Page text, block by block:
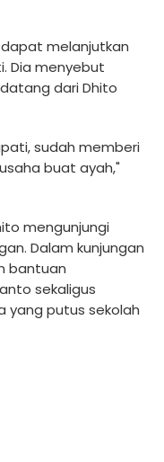
melanjutkan
Dia menyebut
dari Dhito
sudah memberi
buat ayah,"
mengunjungi
Dalam kunjungan
bantuan
sekaligus
yang putus sekolah